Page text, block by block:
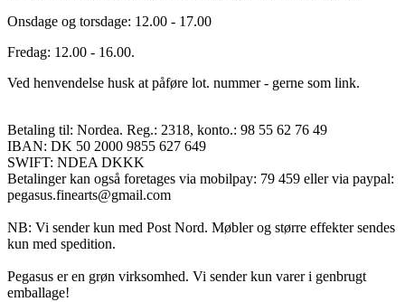
Onsdage og torsdage: 12.00 - 17.00
Fredag: 12.00 - 16.00.
Ved henvendelse husk at påføre lot. nummer - gerne som link.
Betaling til: Nordea. Reg.: 2318, konto.: 98 55 62 76 49
IBAN: DK 50 2000 9855 627 649
SWIFT: NDEA DKKK
Betalinger kan også foretages via mobilpay: 79 459 eller via paypal:
pegasus.finearts@gmail.com
NB: Vi sender kun med Post Nord. Møbler og større effekter sendes
kun med spedition.
Pegasus er en grøn virksomhed. Vi sender kun varer i genbrugt
emballage!